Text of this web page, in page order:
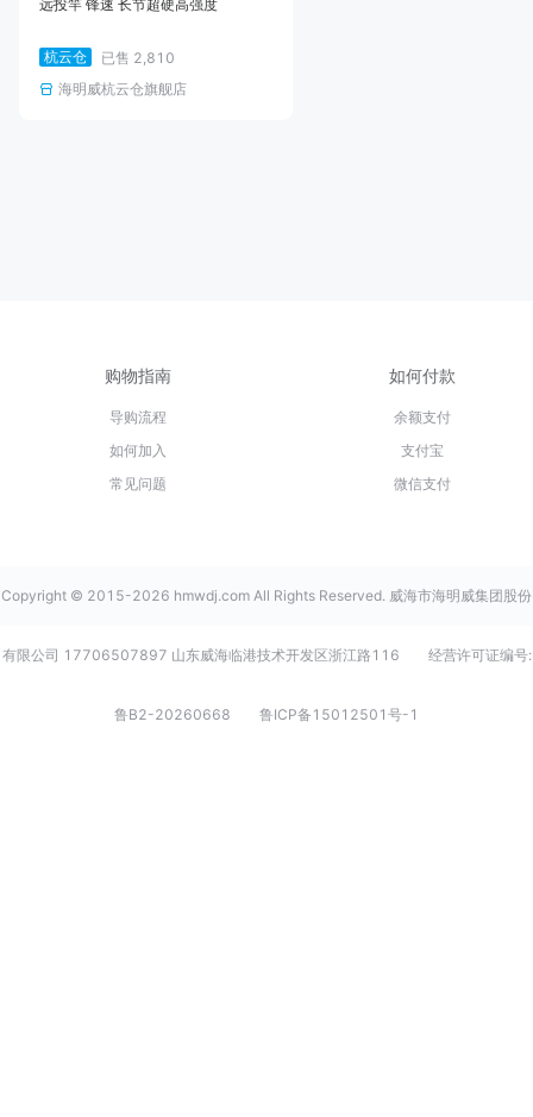
远投竿 锋速 长节超硬高强度
杭云仓 已售 2,810
海明威杭云仓旗舰店
购物指南
导购流程
如何加入
常见问题
如何付款
余额支付
支付宝
微信支付
Copyright © 2015-2026 hmwdj.com All Rights Reserved. 威海市海明威集团股份
有限公司 17706507897 山东威海临港技术开发区浙江路116 经营许可证编号:
鲁B2-20260668 鲁ICP备15012501号-1